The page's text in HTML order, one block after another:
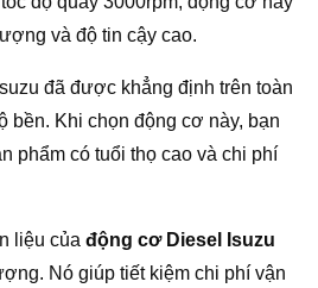
và độ tin cậy cao.
đã được khẳng định trên toàn
bền. Khi chọn động cơ này, bạn
phẩm có tuổi thọ cao và chi phí
liệu của động cơ Diesel Isuzu
Nó giúp tiết kiệm chi phí vận